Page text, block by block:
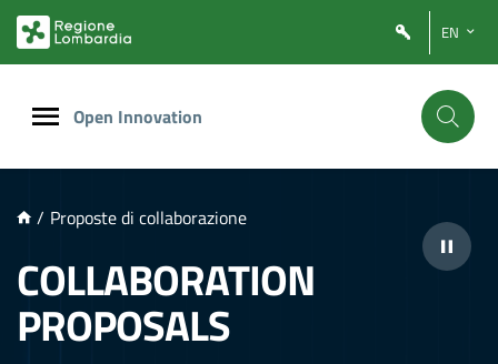
PRINCIPALE
EN
Open Innovation
/ Proposte di collaborazione
COLLABORATION
PROPOSALS